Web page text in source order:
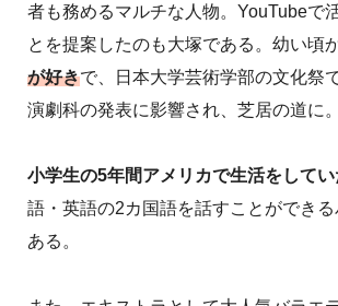
者も務めるマルチな人物。YouTubeで
とを提案したのも大塚である。幼い頃
が好きで、日本大学芸術学部の文化祭
演劇科の発表に影響され、芝居の道に。
小学生の5年間アメリカで生活をしてい
語・英語の2カ国語を話すことができ
ある。